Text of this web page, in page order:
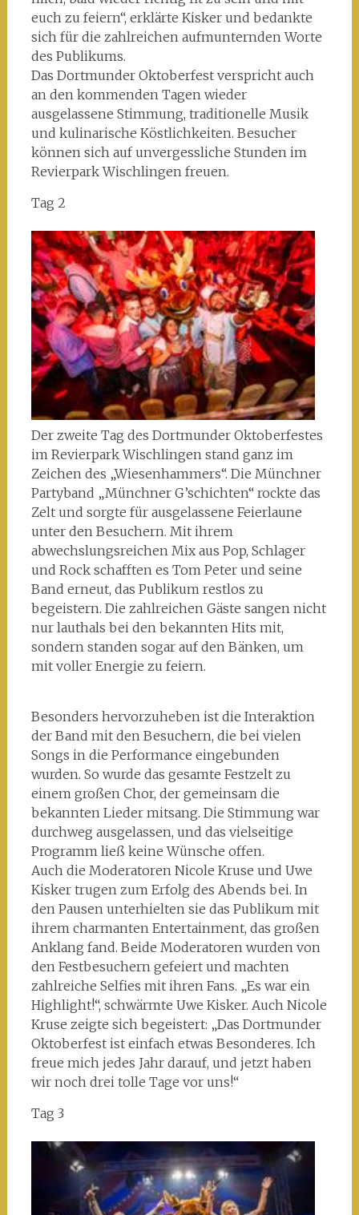
euch zu feiern“, erklärte Kisker und bedankte
sich für die zahlreichen aufmunternden Worte
des Publikums.
Das Dortmunder Oktoberfest verspricht auch
an den kommenden Tagen wieder
ausgelassene Stimmung, traditionelle Musik
und kulinarische Köstlichkeiten. Besucher
können sich auf unvergessliche Stunden im
Revierpark Wischlingen freuen.
Tag 2
Der zweite Tag des Dortmunder Oktoberfestes
im Revierpark Wischlingen stand ganz im
Zeichen des „Wiesenhammers“. Die Münchner
Partyband „Münchner G’schichten“ rockte das
Zelt und sorgte für ausgelassene Feierlaune
unter den Besuchern. Mit ihrem
abwechslungsreichen Mix aus Pop, Schlager
und Rock schafften es Tom Peter und seine
Band erneut, das Publikum restlos zu
begeistern. Die zahlreichen Gäste sangen nicht
nur lauthals bei den bekannten Hits mit,
sondern standen sogar auf den Bänken, um
mit voller Energie zu feiern.
Besonders hervorzuheben ist die Interaktion
der Band mit den Besuchern, die bei vielen
Songs in die Performance eingebunden
wurden. So wurde das gesamte Festzelt zu
einem großen Chor, der gemeinsam die
bekannten Lieder mitsang. Die Stimmung war
durchweg ausgelassen, und das vielseitige
Programm ließ keine Wünsche offen.
Auch die Moderatoren Nicole Kruse und Uwe
Kisker trugen zum Erfolg des Abends bei. In
den Pausen unterhielten sie das Publikum mit
ihrem charmanten Entertainment, das großen
Anklang fand. Beide Moderatoren wurden von
den Festbesuchern gefeiert und machten
zahlreiche Selfies mit ihren Fans. „Es war ein
Highlight!“, schwärmte Uwe Kisker. Auch Nicole
Kruse zeigte sich begeistert: „Das Dortmunder
Oktoberfest ist einfach etwas Besonderes. Ich
freue mich jedes Jahr darauf, und jetzt haben
wir noch drei tolle Tage vor uns!“
Tag 3